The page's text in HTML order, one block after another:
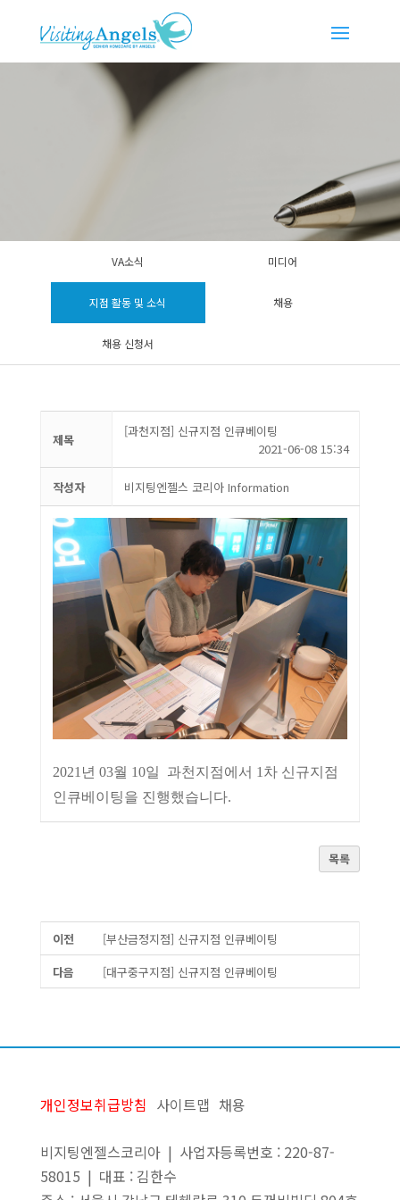
VA소식 미디어
지점 활동 및 소식 채용
채용 신청서
제목
[과천지점] 신규지점 인큐베이팅
2021-06-08 15:34
작성자 비지팅엔젤스 코리아 Information
2021년 03월 10일 과천지점에서 1차 신규지점
인큐베이팅을 진행했습니다.
목록
이전
[부산금정지점] 신규지점 인큐베이팅
다음
[대구중구지점] 신규지점 인큐베이팅
개인정보취급방침 사이트맵 채용
비지팅엔젤스코리아 | 사업자등록번호 : 220-87-
58015 | 대표 : 김한수